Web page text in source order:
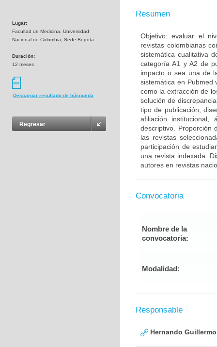
Lugar:
Facultad de Medicina, Universidad
Nacional de Colombia, Sede Bogota
Duración:
12 meses
Descargar resultado de búsqueda
Regresar
Resumen
Objetivo: evaluar el
revistas colombianas
sistemática cualitativa
categoría A1 y A2 de
impacto o sea una de
sistemática en Pubmed
como la extracción de
solución de
tipo de publicación,
afiliación
descriptivo. Proporción
las revistas
participación de
una revista indexada.
autores en revistas
Convocatoria
Nombre de la
convocatoria:
Modalidad:
Responsable
Hernando